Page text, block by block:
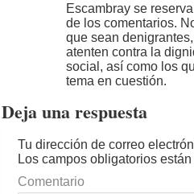
Escambray se
de los comentarios.
que sean
atenten contra la
social, así como los
tema en cuestión.
Deja una respuesta
Tu dirección de correo
Los campos obligatorios
Comentario